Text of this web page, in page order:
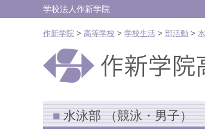
学校法人作新学院
作新学院 > 高等学校 > 学校生活 > 部活動 >
水泳部 （競泳・男子）